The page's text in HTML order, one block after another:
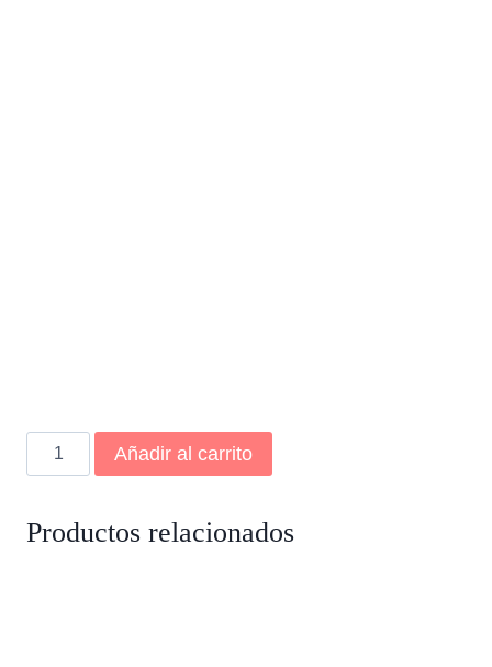
Diseña
tu
gemelo
Añadir al carrito
Productos relacionados